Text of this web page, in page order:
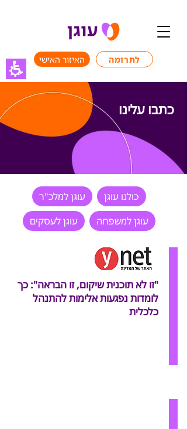
האיזור האישי לתרומה
כתבו עלינו
כולנו עוגן
עוגן למלכ"ר
עוגן למשפחה
עוגן לעסקים
"זו לא תוכנית שיקום, זו הבראה": כך
לומדות נפגעות אלימות להתנהל
כלכלית